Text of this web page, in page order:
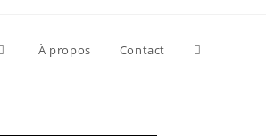
À propos Contact